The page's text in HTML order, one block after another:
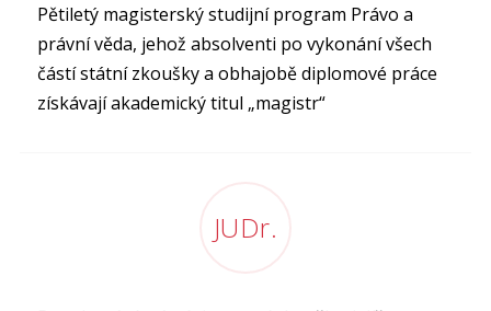
Pětiletý magisterský studijní program Právo a
právní věda, jehož absolventi po vykonání všech
částí státní zkoušky a obhajobě diplomové práce
získávají akademický titul „magistr“
JUDr.